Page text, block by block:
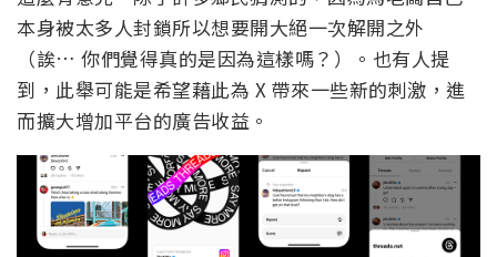
本身被太多人封鎖所以想要開大絕一次解開之外
（誒… 你們覺得真的是因為這樣嗎？）。也有人提
到，此舉可能是希望藉此為 X 帶來一些新的刺激，進
而擴大增加平台的廣告收益。